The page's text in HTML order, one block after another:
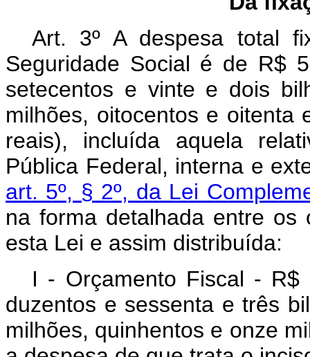
Art. 3º A despesa total
Seguridade Social é de R$
setecentos e vinte e dois
milhões, oitocentos e
reais), incluída aquela
Pública Federal, interna e
art. 5º, § 2º, da Lei
na forma detalhada entre os
esta Lei e assim distribuída:
I - Orçamento Fiscal - R$
duzentos e sessenta e três
milhões, quinhentos e onze